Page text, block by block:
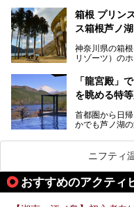
サウナ室の中
リのビーチを
内の様子をレ
たい」
そんな「癒や
神奈川県には
など、“非日常
う」という人
そこで今回は
業」「駅近」
今の気分にぴ
箱根 プリン
ス箱根芦ノ
神奈川県の箱
リゾーツ）の
「箱根仙石原
「ザ・プリン
プ（旗艦）に
昭和の日本を
に建てた桃源
提供元：株式
【PR】
この記事はザ
「龍宮殿」
を眺める特
首都圏から日
かでも芦ノ湖
が楽しめるま
そしてここは
して宿泊もで
加えて、朝6時
のお風呂が利
ニフティ
おすすめのアクティ